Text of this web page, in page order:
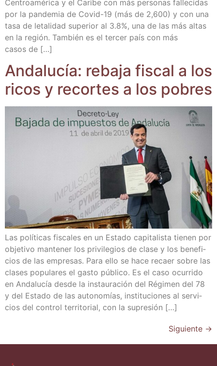
Cen­troa­mé­ri­ca y el Cari­be con más per­so­nas falle­ci­das
por la pan­de­mia de Covid-19 (más de 2,600) y con una
tasa de leta­li­dad supe­rior al 3.8%, una de las más altas
en la región. Tam­bién es el ter­cer país con más
casos de […]
Anda­lu­cía: reba­ja fis­cal a los
ricos y recor­tes a los pobres
Las polí­ti­cas fis­ca­les en un Esta­do capi­ta­lis­ta tie­nen por
obje­ti­vo man­te­ner los pri­vi­le­gios de cla­se y los bene­fi­
cios de las empre­sas. Para ello se hace recaer sobre las
cla­ses popu­la­res el gas­to públi­co. Es el caso ocu­rri­do
en Anda­lu­cía des­de la ins­tau­ra­ción del Régi­men del 78
y del Esta­do de las auto­no­mías, ins­ti­tu­cio­nes al ser­vi­
cios del con­trol terri­to­rial, con la supresión […]
Siguiente →